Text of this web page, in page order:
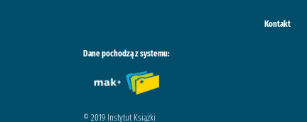
Kontakt
Dane pochodzą z systemu:
© 2019 Instytut Książki